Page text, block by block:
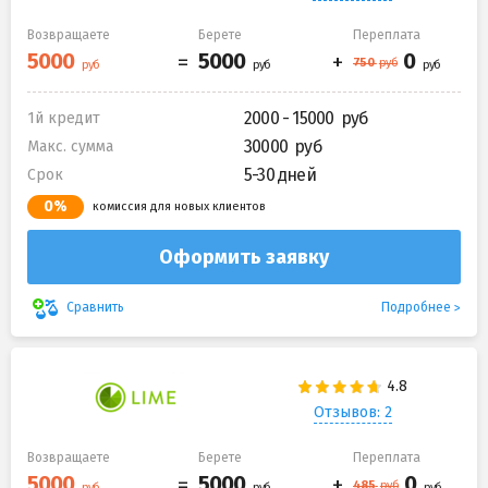
Возвращаете Берете Переплата
1й кредит 2000 - 15000
Макс. сумма 30000
Срок 5-30 дней
0% комиссия для новых клиентов
Оформить заявку
Сравнить Подробнее
Отзывов: 2
Возвращаете Берете Переплата